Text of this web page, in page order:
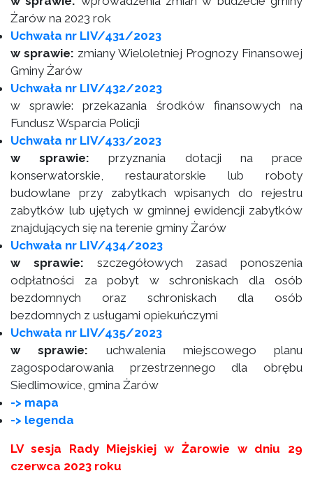
Żarów na 2023 rok
Uchwała nr LIV/431/2023
w sprawie: zmiany Wieloletniej Prognozy Finansowej
Gminy Żarów
Uchwała nr LIV/432/2023
w sprawie: przekazania środków finansowych na
Fundusz Wsparcia Policji
Uchwała nr LIV/433/2023
w sprawie: przyznania dotacji na prace
konserwatorskie, restauratorskie lub roboty
budowlane przy zabytkach wpisanych do rejestru
zabytków lub ujętych w gminnej ewidencji zabytków
znajdujących się na terenie gminy Żarów
Uchwała nr LIV/434/2023
w sprawie: szczegółowych zasad ponoszenia
odpłatności za pobyt w schroniskach dla osób
bezdomnych oraz schroniskach dla osób
bezdomnych z usługami opiekuńczymi
Uchwała nr LIV/435/2023
w sprawie: uchwalenia miejscowego planu
zagospodarowania przestrzennego dla obrębu
Siedlimowice, gmina Żarów
-> mapa
-> legenda
LV sesja Rady Miejskiej w Żarowie w dniu 29
czerwca 2023 roku